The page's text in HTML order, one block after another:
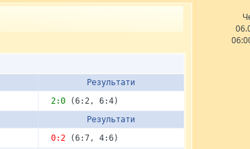
Результати
2:0(6:2, 6:4)
Результати
0:2(6:7, 4:6)